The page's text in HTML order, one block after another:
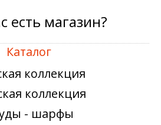
Каталог
коллекция
коллекция
- шарфы
есть магазин?